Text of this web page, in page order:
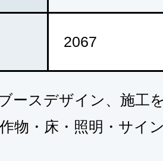
2067
ースデザイン、施工
物・床・照明・サイ